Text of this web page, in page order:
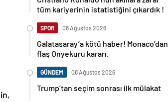
tüm kariyerinin istatistiğini çıkardık !
SPOR 08 Ağustos 2026
Galatasaray’a kötü haber! Monaco’dan
flaş Onyekuru kararı.
GÜNDEM 08 Ağustos 2026
Trump’tan seçim sonrası ilk mülakat